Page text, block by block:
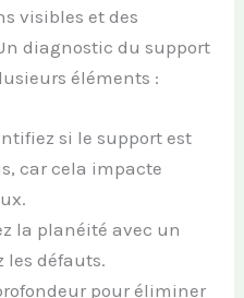
visibles et des
diagnostic du support
éléments :
si le support est
car cela impacte
la planéité avec un
les défauts.
pour éliminer